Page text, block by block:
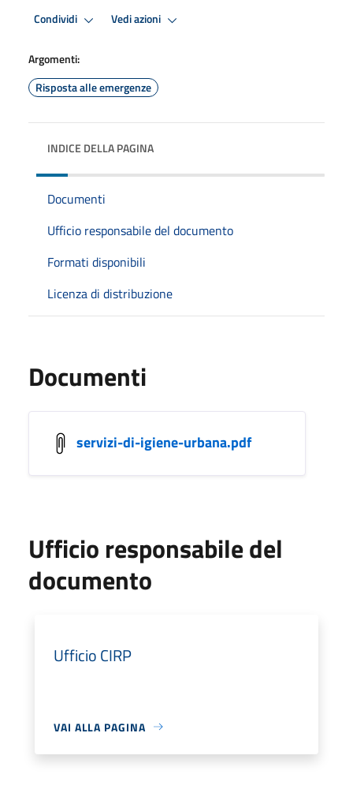
Condividi Vedi azioni
Argomenti:
Risposta alle emergenze
INDICE DELLA PAGINA
Documenti
Ufficio responsabile del documento
Formati disponibili
Licenza di distribuzione
Documenti
servizi-di-igiene-urbana.pdf
Ufficio responsabile del
documento
Ufficio CIRP
VAI ALLA PAGINA